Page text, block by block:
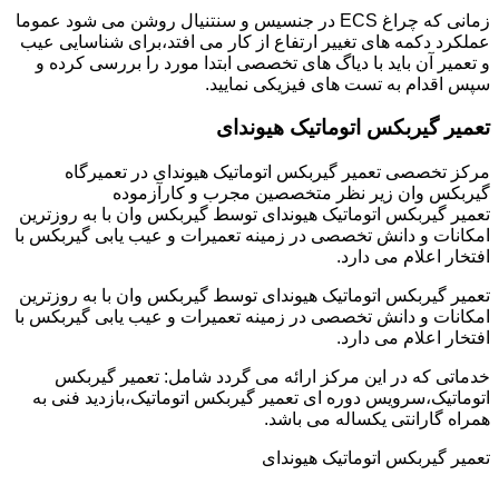
زمانی که چراغ ECS در جنسیس و سنتنیال روشن می شود عموما
عملکرد دکمه های تغییر ارتفاع از کار می افتد،برای شناسایی عیب
و تعمیر آن باید با دیاگ های تخصصی ابتدا مورد را بررسی کرده و
سپس اقدام به تست های فیزیکی نمایید.
تعمیر گیربکس اتوماتیک هیوندای
مرکز تخصصی تعمیر گیربکس اتوماتیک هیوندای در تعمیرگاه
گیربکس وان زیر نظر متخصصین مجرب و کارآزموده
تعمیر گیربکس اتوماتیک هیوندای توسط گیربکس وان با به روزترین
امکانات و دانش تخصصی در زمینه تعمیرات و عیب یابی گیربکس با
افتخار اعلام می دارد.
تعمیر گیربکس اتوماتیک هیوندای توسط گیربکس وان با به روزترین
امکانات و دانش تخصصی در زمینه تعمیرات و عیب یابی گیربکس با
افتخار اعلام می دارد.
خدماتی که در این مرکز ارائه می گردد شامل: تعمیر گیربکس
اتوماتیک،سرویس دوره ای تعمیر گیربکس اتوماتیک،بازدید فنی به
همراه گارانتی یکساله می باشد.
تعمیر گیربکس اتوماتیک هیوندای